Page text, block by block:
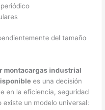
del tamaño
montacargas industrial
es una decisión
en la eficiencia, seguridad
un modelo universal: